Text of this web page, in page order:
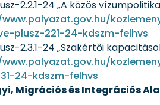
2.2.1-24 „A közös
plusz-221-24-kdszm-felhvs
2.3.1-24 „Szakértői
24-kdszm-felhvs
Migrációs és Integrációs